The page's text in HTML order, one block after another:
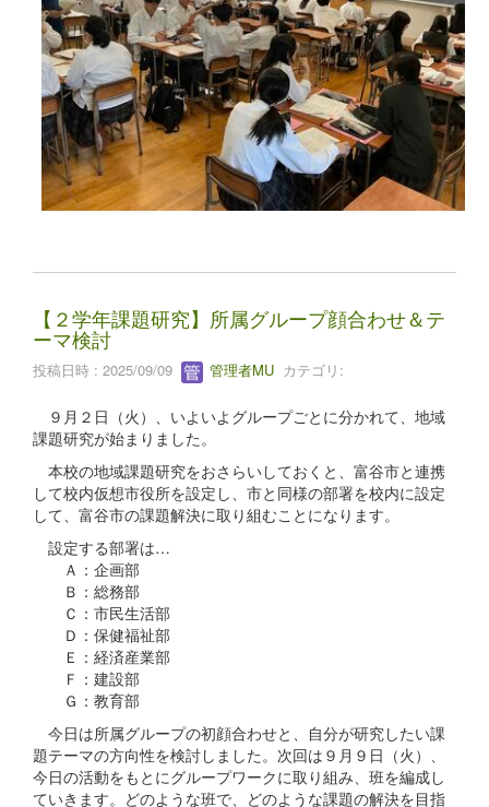
【２学年課題研究】所属グループ顔合わせ＆テ
ーマ検討
投稿日時 : 2025/09/09 管理者MU カテゴリ:
９月２日（火）、いよいよグループごとに分かれて、地域
課題研究が始まりました。
本校の地域課題研究をおさらいしておくと、富谷市と連携
して校内仮想市役所を設定し、市と同様の部署を校内に設定
して、富谷市の課題解決に取り組むことになります。
設定する部署は…
Ａ：企画部
Ｂ：総務部
Ｃ：市民生活部
Ｄ：保健福祉部
Ｅ：経済産業部
Ｆ：建設部
Ｇ：教育部
今日は所属グループの初顔合わせと、自分が研究したい課
題テーマの方向性を検討しました。次回は９月９日（火）、
今日の活動をもとにグループワークに取り組み、班を編成し
ていきます。どのような班で、どのような課題の解決を目指